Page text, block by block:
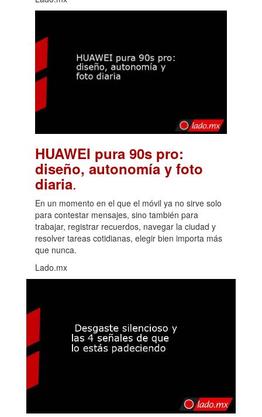
HUAWEI pura 90s pro:
diseño, autonomía y foto
diaria.
En un momento en el que el móvil ya no sirve solo
para contestar mensajes, sino también para
trabajar, registrar recuerdos, navegar la ciudad y
resolver tareas cotidianas, elegir bien importa más
que nunca.
Lado.mx